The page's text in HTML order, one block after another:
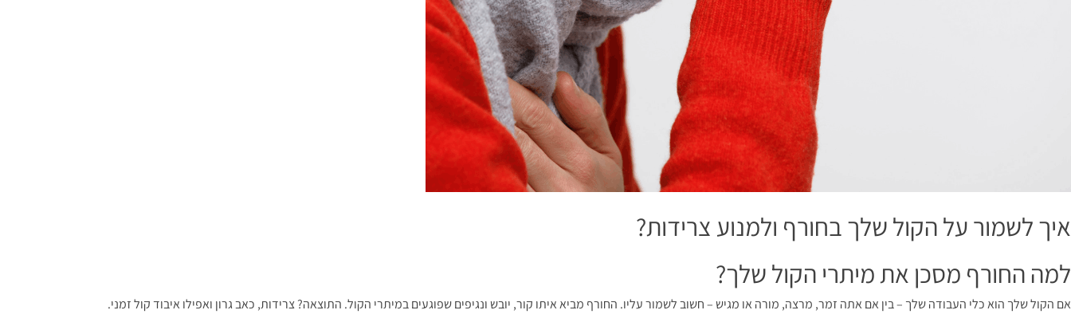
איך לשמור על הקול שלך בחורף ולמנוע צרידות?
למה החורף מסכן את מיתרי הקול שלך?
אם הקול שלך הוא כלי העבודה שלך – בין אם אתה זמר, מרצה, מורה או מגיש – חשוב לשמור עליו. החורף מביא איתו קור, יובש ונגיפים שפוגעים במיתרי הקול. התוצאה? צרידות, כאב גרון ואפילו איבוד קול זמני.